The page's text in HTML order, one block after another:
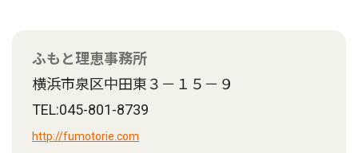
ふもと理恵事務所
横浜市泉区中田東３－１５－９
TEL:045-801-8739
http://fumotorie.com